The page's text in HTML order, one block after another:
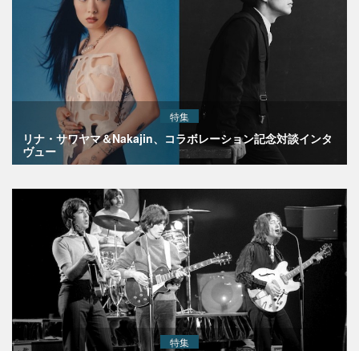
特集
リナ・サワヤマ＆Nakajin、コラボレーション記念対談インタ
ヴュー
特集